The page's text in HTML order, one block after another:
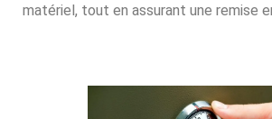
matériel, tout en assurant une remise